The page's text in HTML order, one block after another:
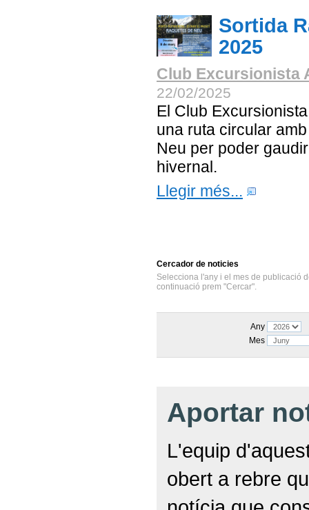
Sortida
2025
Club Excursionista
22/02/2025
El Club
una ruta circular
Neu per poder
hivernal.
Llegir més...
Cercador de noticies
Selecciona l'any i el mes de publicació
continuació prem "Cercar".
Any
Mes
Aportar
L'equip
obert a rebre